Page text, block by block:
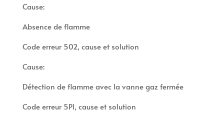
Cause:
Absence de flamme
Code erreur 502, cause et solution
Cause:
Détection de flamme avec la vanne gaz fermée
Code erreur 5P1, cause et solution